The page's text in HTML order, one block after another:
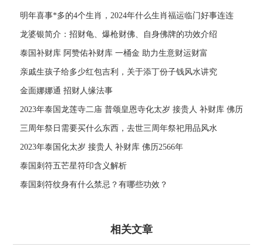
明年喜事*多的4个生肖，2024年什么生肖福运临门好事连连
龙婆银简介：招财龟、爆枪财佛、自身佛牌的功效介绍
泰国补财库 阿赞佑补财库 一桶金 助力生意财运财富
亲戚生孩子给多少红包吉利，关于添丁份子钱风水讲究
金面娜娜通 招财人缘法事
2023年泰国龙莲寺二庙 普颂皇恩寺化太岁 接贵人 补财库 佛历
2566年
三周年祭日需要买什么东西，去世三周年祭祀用品风水
2023年泰国化太岁 接贵人 补财库 佛历2566年
泰国刺符五芒星符印含义解析
泰国刺符纹身有什么禁忌？有哪些功效？
相关文章